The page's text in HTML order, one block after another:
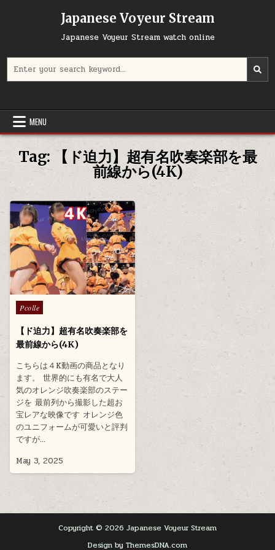
Japanese Voyeur Stream
Japanese Voyeur Stream watch online
for:
MENU
Tag: 【ド迫力】超有名吹奏楽部を最
前線から(4K)
Posted
in
Pcolle
【ド迫力】超有名吹奏楽部を
最前線から(4K)
こちらは４K動画の商品となり
ます。 世界的にも有名で大人
気のオレンジ吹奏楽部のステー
ジを 最前列から撮影した超お
宝レアな映像です オレンジ色
のユニフォームが可愛いと評判
ですが…
May 3, 2025
Copyright © 2026 Japanese Voyeur Stream
Design by ThemesDNA.com